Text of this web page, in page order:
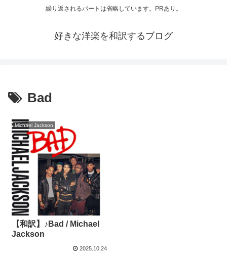
繰り返されるパートは省略しています。PRあり。
好きな洋楽を和訳するブログ
Bad
Michael Jackson
【和訳】♪Bad / Michael
Jackson
2025.10.24